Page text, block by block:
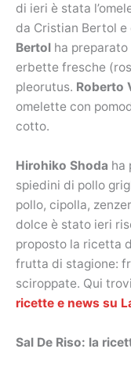
di ieri è stata
da Cristian Bertol e
Bertol ha
erbette fresche
pleorutus. Roberto
omelette con
cotto.
Hirohiko Shoda ha
spiedini di pollo
pollo, cipolla,
dolce è stato ieri
proposto la ricetta
frutta di stagione:
sciroppate. Qui
ricette e news su
Sal De Riso: la